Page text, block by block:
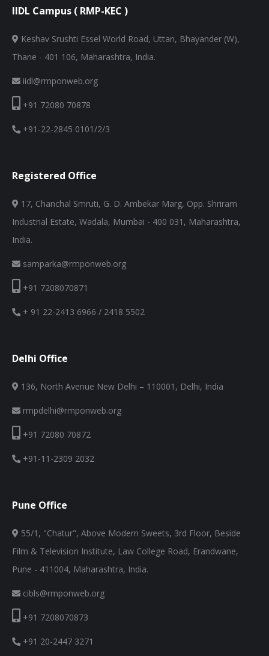
IIDL Campus ( RMP-KEC )
Keshav Srushti Essel World Road, Uttan, Bhayander (W),
Thane - 401 106, Maharashtra, India.
iidl@rmponweb.org
+91 72080 70878
+91-22-2845 0101/2/3
Registered Office
17, Chanchal Smruti, G. D. Ambekar Marg, Opp. Shriram
Industrial Estate, Wadala, Mumbai - 400 031, Maharashtra,
India.
samparka@rmponweb.org
+91 7208070871
+ 91 22-2413 6966 / 2418 5502
Delhi Office
136, North Avenue New Delhi – 110001, Delhi, India
rmpdelhi@rmponweb.org
+91 72080 70872
+91-11-2309 2032
Pune Office
55/1, "Chatur", Above Modern Sweets, 3rd Floor, Beside
Film & Television Institute, Law College Road, Erandwane,
Pune - 411004, Maharashtra, India.
cibls@rmponweb.org
+91 7208070873
+91 20-2447 3271